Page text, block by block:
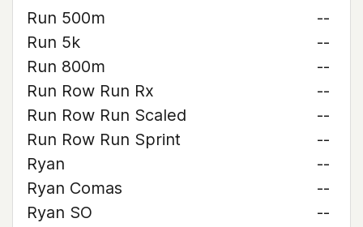
Run 500m
--
Run 5k
--
Run 800m
--
Run Row Run Rx
--
Run Row Run Scaled
--
Run Row Run Sprint
--
Ryan
--
Ryan Comas
--
Ryan SO
--